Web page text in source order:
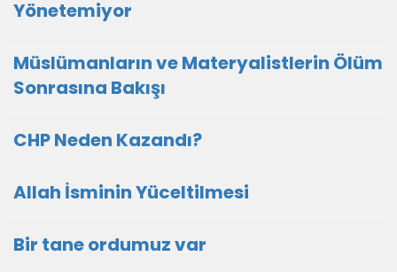
Yönetemiyor
Müslümanların ve Materyalistlerin Ölüm
Sonrasına Bakışı
CHP Neden Kazandı?
Allah İsminin Yüceltilmesi
Bir tane ordumuz var